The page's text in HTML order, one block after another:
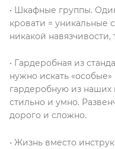
• Шкафные группы.
кровати = уникальные
никакой навязчивости,
• Гардеробная из
нужно искать
гардеробную из наших
стильно и умно.
дорого и сложно.
• Жизнь вместо